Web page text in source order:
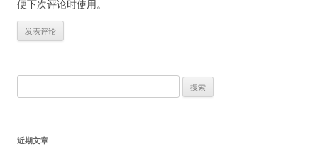
便下次评论时使用。
索：
近期文章